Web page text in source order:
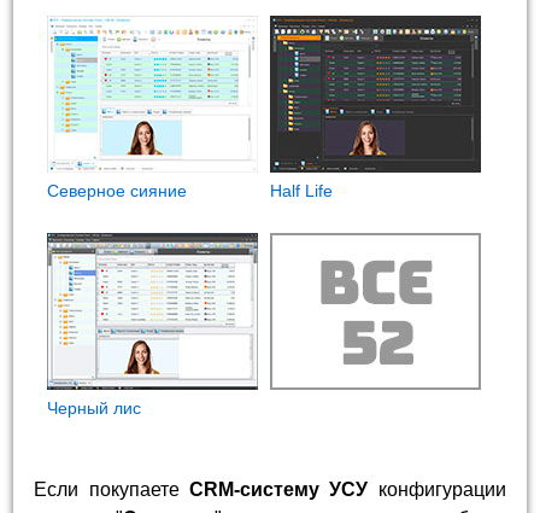
Северное сияние Half Life
Черный лис
Если покупаете CRM-систему УСУ конфигурации